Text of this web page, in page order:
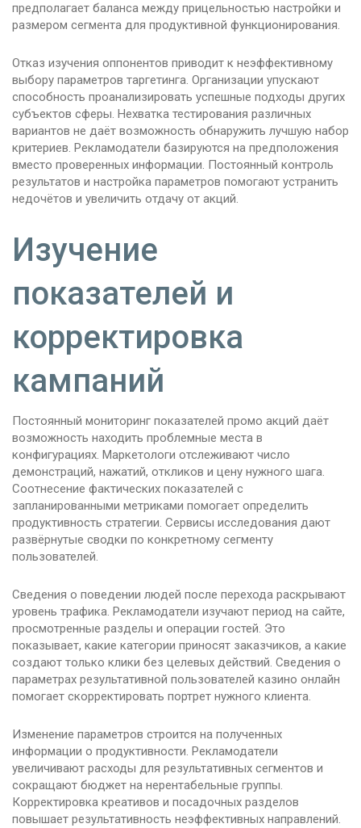
предполагает баланса между прицельностью настройки и
размером сегмента для продуктивной функционирования.
Отказ изучения оппонентов приводит к неэффективному
выбору параметров таргетинга. Организации упускают
способность проанализировать успешные подходы других
субъектов сферы. Нехватка тестирования различных
вариантов не даёт возможность обнаружить лучшую набор
критериев. Рекламодатели базируются на предположения
вместо проверенных информации. Постоянный контроль
результатов и настройка параметров помогают устранить
недочётов и увеличить отдачу от акций.
Изучение
показателей и
корректировка
кампаний
Постоянный мониторинг показателей промо акций даёт
возможность находить проблемные места в
конфигурациях. Маркетологи отслеживают число
демонстраций, нажатий, откликов и цену нужного шага.
Соотнесение фактических показателей с
запланированными метриками помогает определить
продуктивность стратегии. Сервисы исследования дают
развёрнутые сводки по конкретному сегменту
пользователей.
Сведения о поведении людей после перехода раскрывают
уровень трафика. Рекламодатели изучают период на сайте,
просмотренные разделы и операции гостей. Это
показывает, какие категории приносят заказчиков, а какие
создают только клики без целевых действий. Сведения о
параметрах результативной пользователей казино онлайн
помогает скорректировать портрет нужного клиента.
Изменение параметров строится на полученных
информации о продуктивности. Рекламодатели
увеличивают расходы для результативных сегментов и
сокращают бюджет на нерентабельные группы.
Корректировка креативов и посадочных разделов
повышает результативность неэффективных направлений.